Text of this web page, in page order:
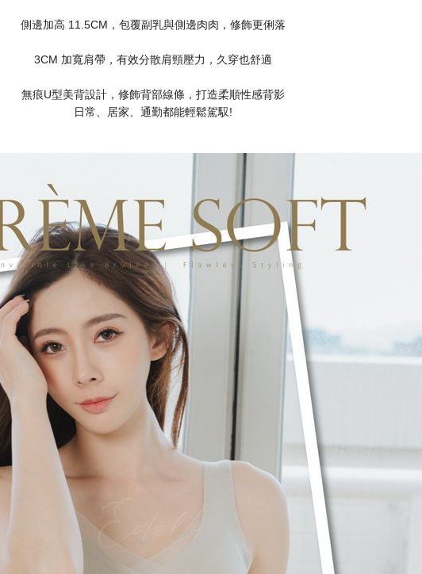
側邊加高 11.5CM，包覆副乳與側邊肉肉，修飾更俐落
3CM 加寬肩帶，有效分散肩頸壓力，久穿也舒適
無痕U型美背設計，修飾背部線條，打造柔順性感背影
日常、居家、通勤都能輕鬆駕馭!